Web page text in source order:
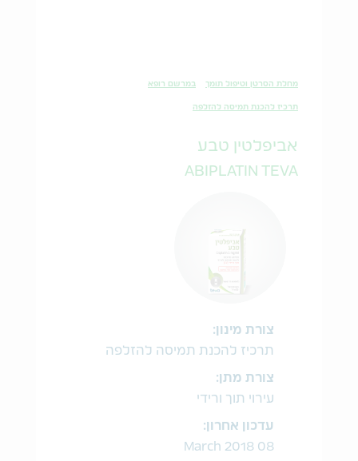
מחלת הסרטן וטיפול תומך במרשם רופא
תרכיז להכנת תמיסה להזלפה
אביפלטין טבע
ABIPLATIN TEVA
צורת מינון:
תרכיז להכנת תמיסה להזלפה
צורת מתן:
עירוי תוך ורידי
עדכון אחרון:
08 March 2018